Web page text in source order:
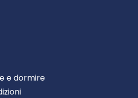
e dormire